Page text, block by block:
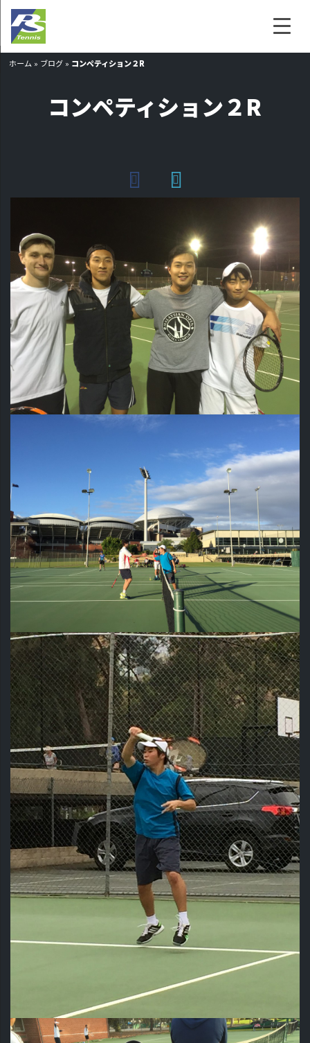
ホーム » ブログ » コンペティション２R
コンペティション２R